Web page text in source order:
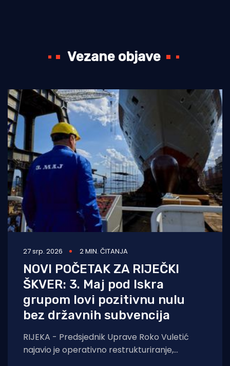
Vezane objave
27 srp. 2026 2 MIN. ČITANJA
NOVI POČETAK ZA RIJEČKI
ŠKVER: 3. Maj pod Iskra
grupom lovi pozitivnu nulu
bez državnih subvencija
RIJEKA - Predsjednik Uprave Roko Vuletić
najavio je operativno restrukturiranje,